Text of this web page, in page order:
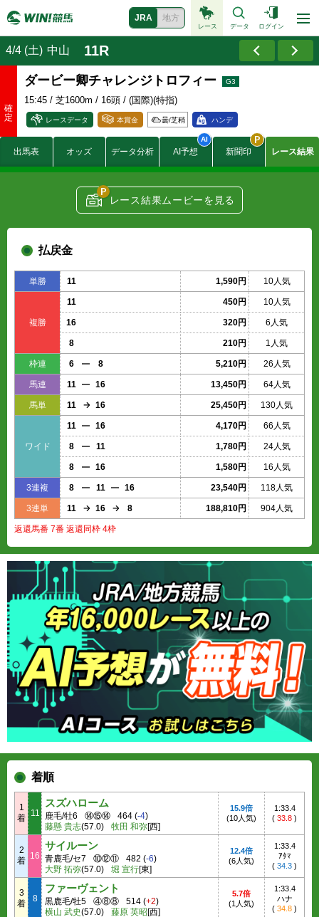
JRA 地方
レース データ ログイン
4/4 (土) 中山 11R
ダービー卿チャレンジトロフィー
15:45 / 芝1600m / 16頭 / (国際)(特指)
レースデータ 本賞金
(万円)
4100
1600
1000
410
付加賞金
56.7
16.2
曇/芝稍 ハンデ
出馬表 オッズ データ分析 AI予想 新聞印 レース結果
レース結果ムービーを見る
払戻金
単勝 11 1,590円 10人気
複勝
11 450円 10人気
16 320円 6人気
8 210円 1人気
枠連 6 8 5,210円 26人気
馬連 11 16 13,450円 64人気
馬単 11 16 25,450円 130人気
ワイド
11 16 4,170円 66人気
8 11 1,780円 24人気
8 16 1,580円 16人気
3連複 8 11 16 23,540円 118人気
3連単 11 16 8 188,810円 904人気
返還馬番 7番 返還同枠 4枠
着順
1
着 11
スズハローム
鹿毛/牡6 ⑭⑮⑭ 464 (-4)
藤懸 貴志(57.0) 牧田 和弥[西]
15.9倍
(10人気)
1:33.4
( 33.8 )
2
着 16
サイルーン
青鹿毛/セ7 ⑩⑫⑪ 482 (-6)
大野 拓弥(57.0) 堀 宣行[東]
12.4倍
(6人気)
1:33.4
ｱﾀﾏ
( 34.3 )
3
着
8
ファーヴェント
黒鹿毛/牡5 ④⑧⑧ 514 (+2)
横山 武史(57.0) 藤原 英昭[西]
5.7倍
(1人気)
1:33.4
ハナ
( 34.8 )